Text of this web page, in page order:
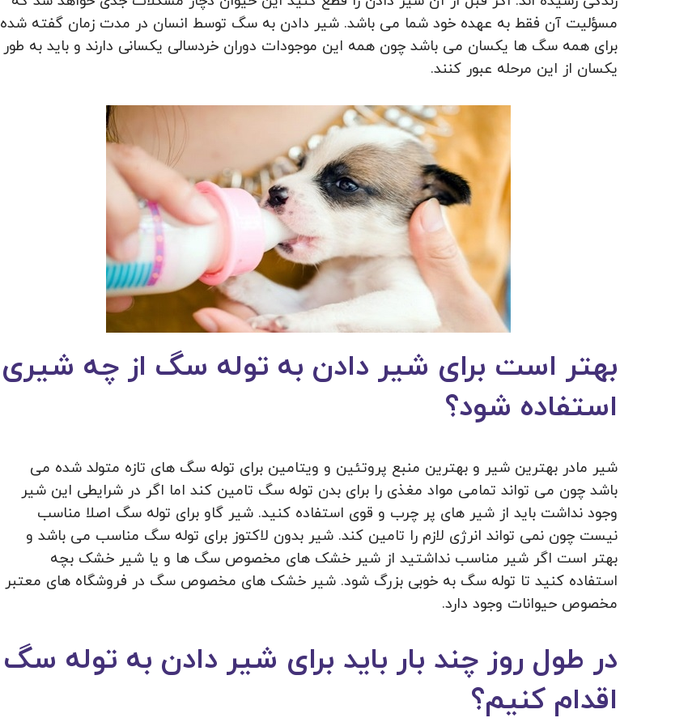
مسؤلیت آن فقط به عهده خود شما می باشد. شیر دادن به سگ توسط انسان در مدت زمان گفته شده
برای همه سگ ها یکسان می باشد چون همه این موجودات دوران خردسالی یکسانی دارند و باید به طور
یکسان از این مرحله عبور کنند.
بهتر است برای شیر دادن به توله سگ از چه شیری
استفاده شود؟
شیر مادر بهترین شیر و بهترین منبع پروتئین و ویتامین برای توله سگ های تازه متولد شده می
باشد چون می تواند تمامی مواد مغذی را برای بدن توله سگ تامین کند اما اگر در شرایطی این شیر
وجود نداشت باید از شیر های پر چرب و قوی استفاده کنید. شیر گاو برای توله سگ اصلا مناسب
نیست چون نمی تواند انرژی لازم را تامین کند. شیر بدون لاکتوز برای توله سگ مناسب می باشد و
بهتر است اگر شیر مناسب نداشتید از شیر خشک های مخصوص سگ ها و یا شیر خشک بچه
استفاده کنید تا توله سگ به خوبی بزرگ شود. شیر خشک های مخصوص سگ در فروشگاه های معتبر
مخصوص حیوانات وجود دارد.
در طول روز چند بار باید برای شیر دادن به توله سگ
اقدام کنیم؟